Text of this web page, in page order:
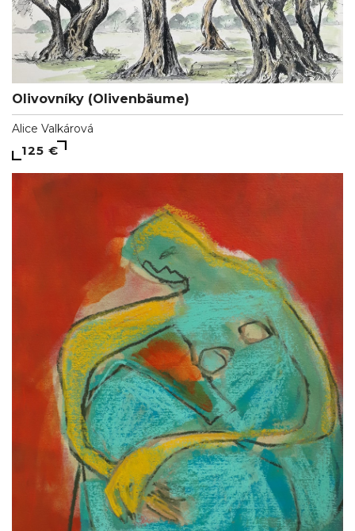
Olivovníky (Olivenbäume)
Alice Valkárová
125 €